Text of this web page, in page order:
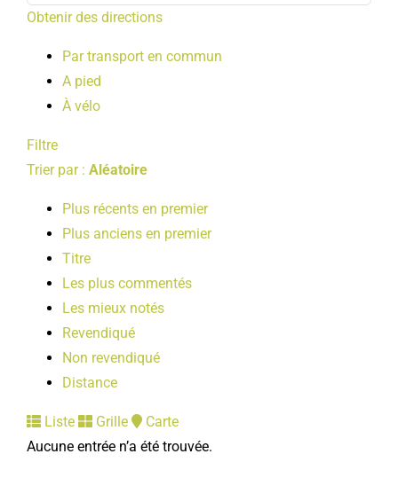
Obtenir des directions
Par transport en commun
A pied
À vélo
Filtre
Trier par : Aléatoire
Plus récents en premier
Plus anciens en premier
Titre
Les plus commentés
Les mieux notés
Revendiqué
Non revendiqué
Distance
Liste Grille
Carte
Aucune entrée n’a été trouvée.